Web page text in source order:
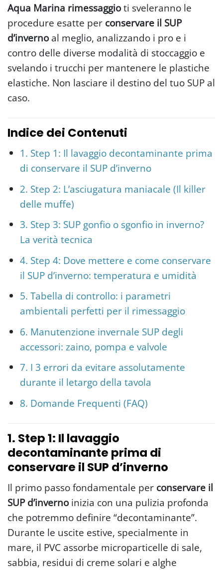
Aqua Marina rimessaggioti sveleranno le
procedure esatte per conservare il SUP
d’invernoal meglio, analizzando i pro e i
contro delle diverse modalità di stoccaggio e
svelando i trucchi per mantenere le plastiche
elastiche. Non lasciare il destino del tuo SUP al
caso.
Indice dei Contenuti
1. Step 1: Il lavaggio decontaminante prima
di conservare il SUP d’inverno
2. Step 2: L’asciugatura maniacale (Il killer
delle muffe)
3. Step 3: SUP gonfio o sgonfio in inverno?
La verità tecnica
4. Step 4: Dove mettere e come conservare
il SUP d’inverno: temperatura e umidità
5. Tabella di controllo: i parametri
ambientali perfetti per il rimessaggio
6. Manutenzione invernale SUP degli
accessori: zaino, pompa e valvole
7. I 3 errori da evitare assolutamente
durante il letargo della tavola
8. Domande Frequenti (FAQ)
1. Step 1: Il lavaggio
decontaminante prima di
conservare il SUP d’inverno
Il primo passo fondamentale per conservare il
SUP d’invernoinizia con una pulizia profonda
che potremmo definire “decontaminante”.
Durante le uscite estive, specialmente in
mare, il PVC assorbe microparticelle di sale,
sabbia, residui di creme solari e alghe